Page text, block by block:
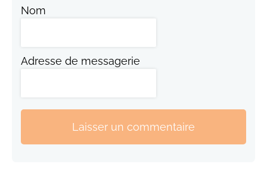
Nom
Adresse de messagerie
Laisser un commentaire